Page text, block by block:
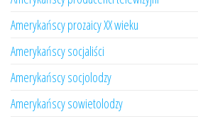
Amerykańscy prozaicy XX wieku
Amerykańscy socjaliści
Amerykańscy socjolodzy
Amerykańscy sowietolodzy